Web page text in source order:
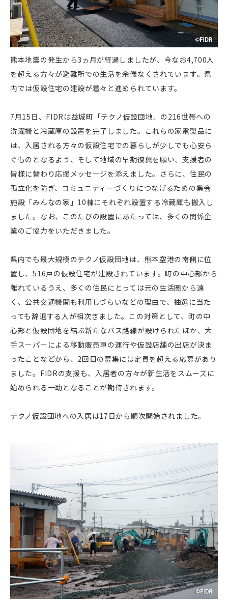
熊本地震の発生から3ヵ月が経過しましたが、今なお4,700人
を超える方々が避難所での生活を余儀なくされています。県
内では仮設住宅の建設が着々と進められています。
7月15日、FIDRは益城町「テクノ仮設団地」の216世帯への
洗濯機と冷蔵庫の設置を完了しました。これらの家電製品に
は、入居される方々の仮設住宅での暮らしが少しでも心安ら
ぐものとなるよう、そして地域の早期復興を願い、支援者の
皆様に替わり応援メッセージを添えました。さらに、住民の
孤立化を防ぎ、コミュニティーづくりにつなげるための集会
施設「みんなの家」10棟にそれぞれ設置する冷蔵庫も搬入し
ました。なお、このたびの設置にあたっては、多くの関係企
業のご協力をいただきました。
県内でも最大規模のテクノ仮設団地は、熊本空港の南側に位
置し、516戸の仮設住宅が建設されています。町の中心部から
離れているうえ、多くの住民にとっては元の生活圏から遠
く、公共交通機関も利用しづらいなどの理由で、抽選に当た
っても辞退する人が相次ぎました。この対策として、町の中
心部と仮設団地を結ぶ新たなバス路線が設けられたほか、大
手スーパーによる移動販売車の運行や仮設店舗の出店が決ま
ったことなどから、2回目の募集には定員を超える応募があり
ました。FIDRの支援も、入居者の方々が新生活をスムーズに
始められる一助となることが期待されます。
テクノ仮設団地への入居は17日から順次開始されました。